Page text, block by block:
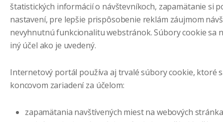
štatistických informácií o návštevníkoch, zapamätanie si
nastavení, pre lepšie prispôsobenie reklám záujmom
nevyhnutnú funkcionalitu webstránok. Súbory cookie sa
iný účel ako je uvedený.
Internetový portál používa aj trvalé súbory cookie, ktoré
koncovom zariadení za účelom:
zapamätania navštívených miest na webových